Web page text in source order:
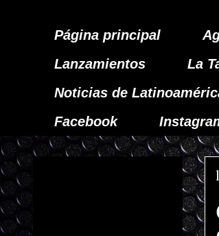
Página principal
Lanzamientos
La
Noticias de
Facebook